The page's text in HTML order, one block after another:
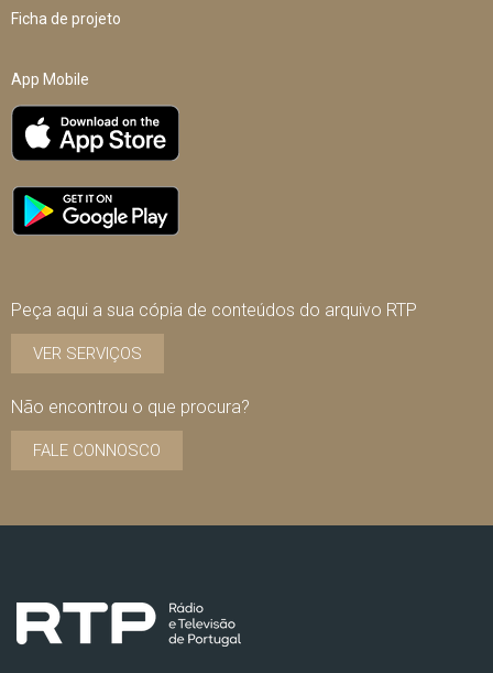
Ficha de projeto
App Mobile
Peça aqui a sua cópia de conteúdos do arquivo RTP
VER SERVIÇOS
Não encontrou o que procura?
FALE CONNOSCO